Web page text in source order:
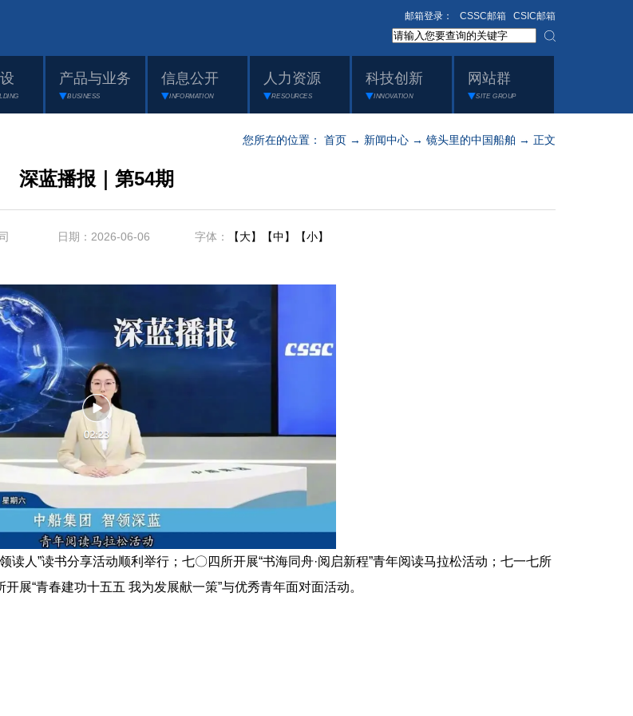
邮箱登录： CSSC邮箱 CSIC邮箱
产品与业务
BUSINESS
信息公开
INFORMATION
人力资源
RESOURCES
科技创新
INNOVATION
网站群
SITE GROUP
您所在的位置： 首页 → 新闻中心 → 镜头里的中国船舶 → 正文
深蓝播报｜第54期
限公司 日期：2026-06-06 字体： 【大】 【中】 【小】
”读书分享活动顺利举行；七〇四所开展“书海同舟·阅启新程”青年阅读马拉松活动；七一七所
展“青春建功十五五 我为发展献一策”与优秀青年面对面活动。